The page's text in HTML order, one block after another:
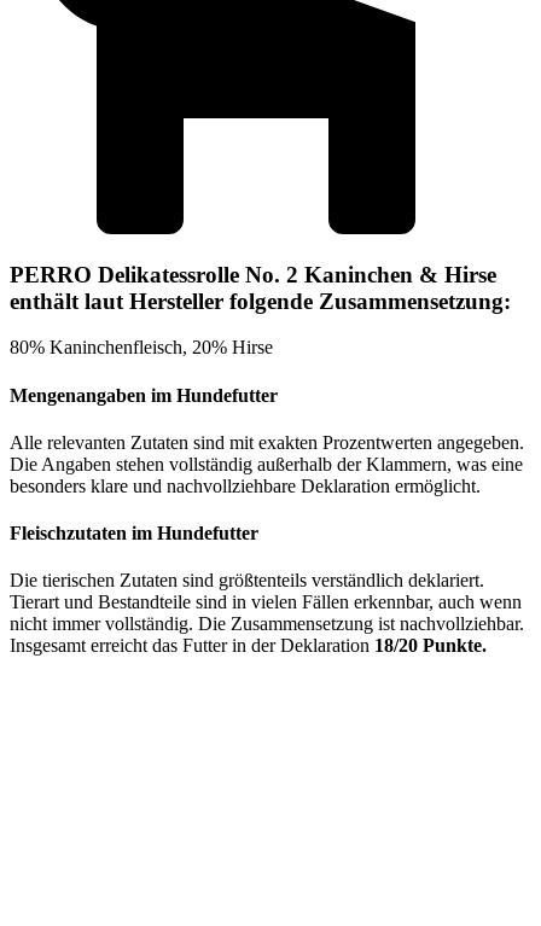
PERRO Delikatessrolle No. 2 Kaninchen & Hirse
enthält laut Hersteller folgende Zusammensetzung:
80% Kaninchenfleisch, 20% Hirse
Mengenangaben im Hundefutter
Alle relevanten Zutaten sind mit exakten Prozentwerten angegeben.
Die Angaben stehen vollständig außerhalb der Klammern, was eine
besonders klare und nachvollziehbare Deklaration ermöglicht.
Fleischzutaten im Hundefutter
Die tierischen Zutaten sind größtenteils verständlich deklariert.
Tierart und Bestandteile sind in vielen Fällen erkennbar, auch wenn
nicht immer vollständig. Die Zusammensetzung ist nachvollziehbar.
Insgesamt erreicht das Futter in der Deklaration 18/20 Punkte.